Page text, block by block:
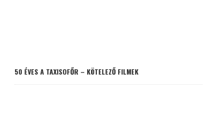
50 ÉVES A TAXISOFŐR – KÖTELEZŐ FILMEK